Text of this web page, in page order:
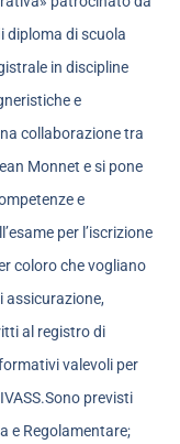
diploma di scuola
in discipline
e
collaborazione tra
Monnet e si pone
e
per l’iscrizione
coloro che vogliano
assicurazione,
al registro di
valevoli per
previsti
e Regolamentare;